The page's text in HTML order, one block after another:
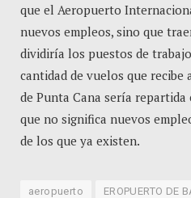
que el Aeropuerto
nuevos empleos, sino que
dividiría los puestos de
cantidad de vuelos que
de Punta Cana sería
que no significa nuevos
de los que ya existen.
aeropuerto EROPUERTO DE